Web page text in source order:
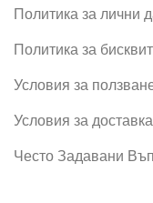
Политика за лични
Политика за
Условия за
Условия за доставка
Често Задавани